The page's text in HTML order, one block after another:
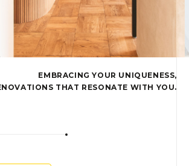
EMBRACING YOUR UNIQUENESS,
THAT RESONATE WITH YOU.